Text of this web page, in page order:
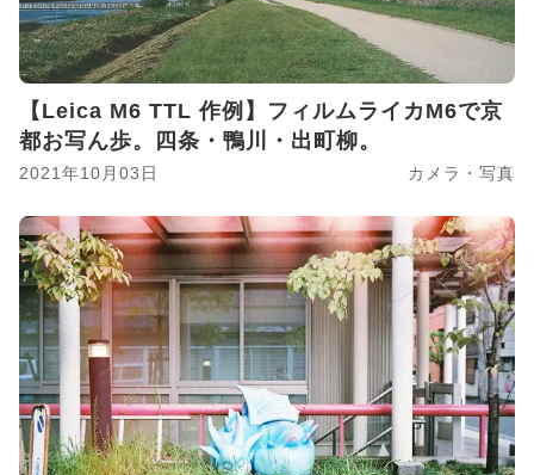
【Leica M6 TTL 作例】フィルムライカM6で京
都お写ん歩。四条・鴨川・出町柳。
2021年10月03日 カメラ・写真